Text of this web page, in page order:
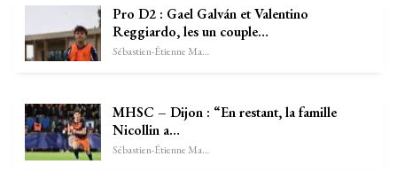
Pro D2 : Gael Galván et Valentino
Reggiardo, les un couple…
Sébastien-Étienne Marechal
MHSC – Dijon : “En restant, la famille
Nicollin a…
Sébastien-Étienne Marechal